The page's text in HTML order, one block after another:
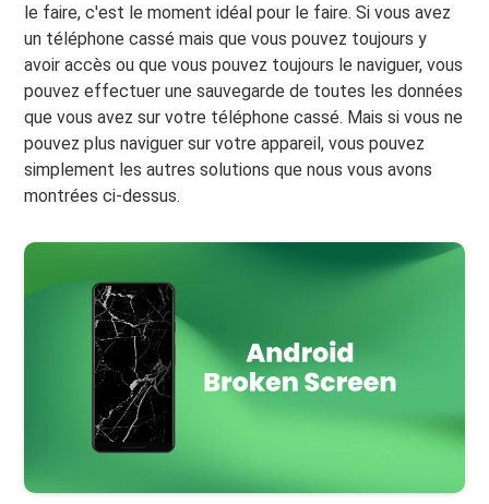
le faire, c'est le moment idéal pour le faire. Si vous avez
un téléphone cassé mais que vous pouvez toujours y
avoir accès ou que vous pouvez toujours le naviguer, vous
pouvez effectuer une sauvegarde de toutes les données
que vous avez sur votre téléphone cassé. Mais si vous ne
pouvez plus naviguer sur votre appareil, vous pouvez
simplement les autres solutions que nous vous avons
montrées ci-dessus.